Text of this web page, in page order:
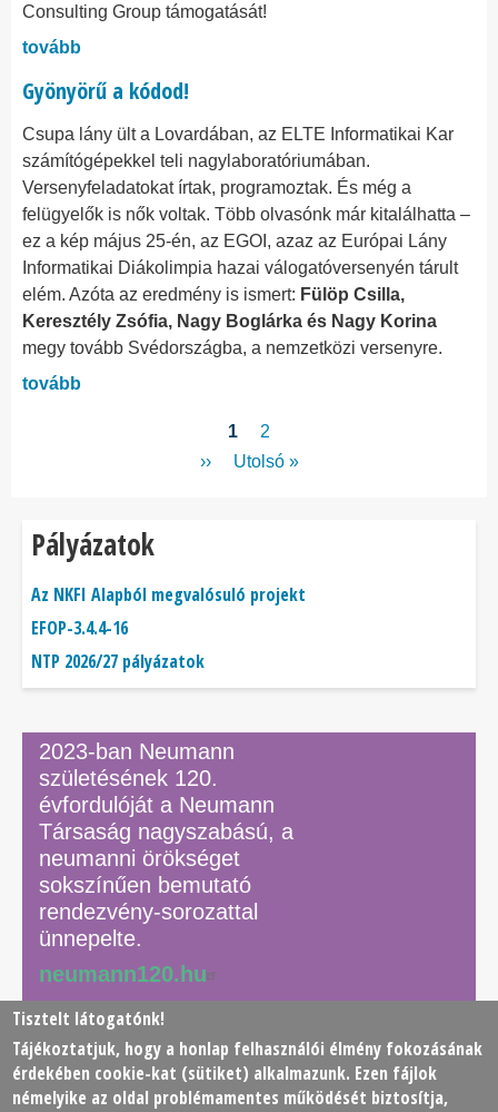
Consulting Group támogatását!
tovább
Gyönyörű a kódod!
Csupa lány ült a Lovardában, az ELTE Informatikai Kar
számítógépekkel teli nagylaboratóriumában.
Versenyfeladatokat írtak, programoztak. És még a
felügyelők is nők voltak. Több olvasónk már kitalálhatta –
ez a kép május 25-én, az EGOI, azaz az Európai Lány
Informatikai Diákolimpia hazai válogatóversenyén tárult
elém. Azóta az eredmény is ismert: Fülöp Csilla,
Keresztély Zsófia, Nagy Boglárka és Nagy Korina
megy tovább Svédországba, a nemzetközi versenyre.
tovább
Jelenlegi
oldal
1 Page
2
Következő
››
Utolsó
Utolsó »
Pályázatok
Az NKFI Alapból megvalósuló projekt
EFOP-3.4.4-16
NTP 2026/27 pályázatok
2023-ban Neumann
születésének 120.
évfordulóját a Neumann
Társaság nagyszabású, a
neumanni örökséget
sokszínűen bemutató
rendezvény-sorozattal
ünnepelte.
neumann120.hu
© 2026 Neumann János Számítógéptudományi Társaság
(NJSZT)
Tisztelt látogatónk!
Tájékoztatjuk, hogy a honlap felhasználói élmény fokozásának
érdekében cookie-kat (sütiket) alkalmazunk. Ezen fájlok
némelyike az oldal problémamentes működését biztosítja,